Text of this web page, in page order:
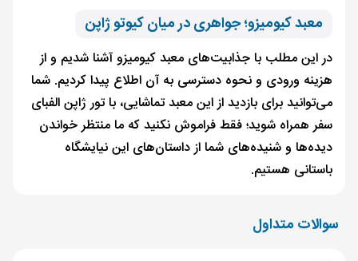
معبد کیومیزو؛ جواهری در میان کیوتو ژاپن
در این مطلب با جذابیت‌های معبد کیومیزو آشنا شدیم و از
هزینه ورودی و نحوه دسترسی به آن اطلاع پیدا کردیم. شما
می‌توانید برای بازدید از این معبد تماشایی، با تور ژاپن الفبای
سفر همراه شوید؛ فقط فراموش نکنید که ما منتظر خواندن
دیده‌ها و شنیده‌های شما از داستان‌های این نیایشگاه
باستانی هستیم.
سوالات متداول